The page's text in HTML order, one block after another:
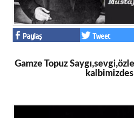
Paylaş Tweet
Gamze Topuz